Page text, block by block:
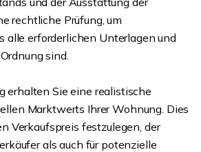
rechtliche Prüfung, um
alle erforderlichen Unterlagen und
sind.
erhalten Sie eine realistische
Marktwerts Ihrer Wohnung. Dies
Verkaufspreis festzulegen, der
als auch für potenzielle